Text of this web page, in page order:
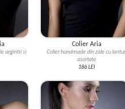
argintii si
Colier Aria
Colier handmade din zale cu
asortate
186 LEI